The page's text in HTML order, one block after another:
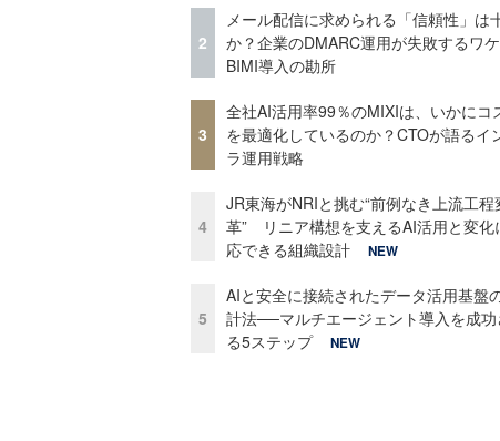
2
メール配信に求められる「信頼性」は
か？企業のDMARC運用が失敗するワ
BIMI導入の勘所
3
全社AI活用率99％のMIXIは、いかにコ
を最適化しているのか？CTOが語るイ
ラ運用戦略
4
JR東海がNRIと挑む“前例なき上流工程
革” リニア構想を支えるAI活用と変化
応できる組織設計
NEW
5
AIと安全に接続されたデータ活用基盤
計法──マルチエージェント導入を成
る5ステップ
NEW